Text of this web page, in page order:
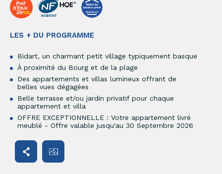
LES + DU PROGRAMME
Bidart, un charmant petit village typiquement basque
À proximité du Bourg et de la plage
Des appartements et villas lumineux offrant de
belles vues dégagées
Belle terrasse et/ou jardin privatif pour chaque
appartement et villa
OFFRE EXCEPTIONNELLE : Votre appartement livré
meublé - Offre valable jusqu'au 30 Septembre 2026